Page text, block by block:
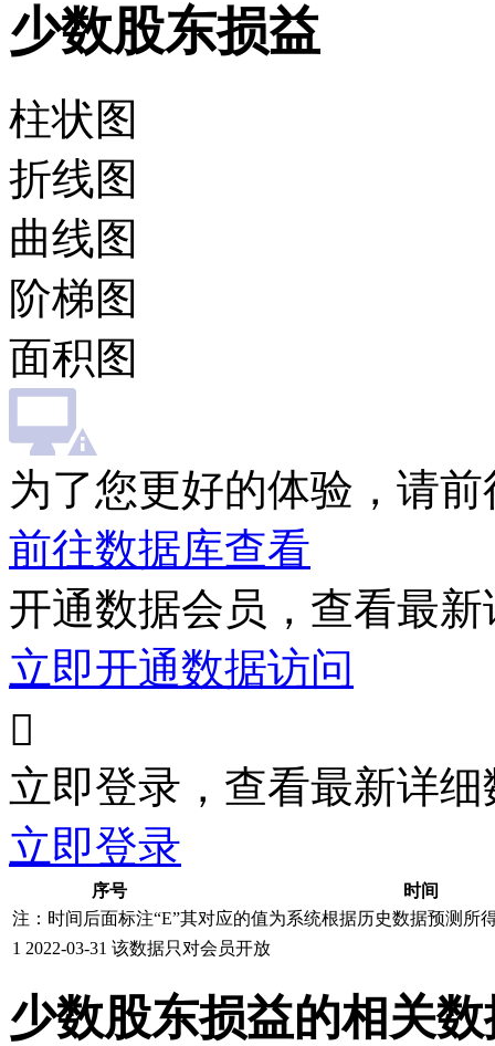
少数股东损益
柱状图
折线图
曲线图
阶梯图
面积图
为了您更好的体验，请
前往数据库查看
开通数据会员，查看最
立即开通数据访问

立即登录，查看最新详细
立即登录
序号
时间
注：时间后面标注“E”其对应的值为系统根据历史数据预测所
1 2022-03-31 该数据只对会员开放
少数股东损益的相关